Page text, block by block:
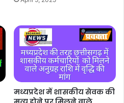
मध्यप्रदेश में शासकीय सेवक की